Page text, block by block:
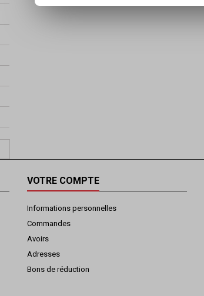
VOTRE COMPTE
Informations personnelles
Commandes
Avoirs
Adresses
Bons de réduction